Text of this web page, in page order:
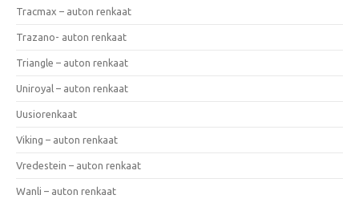
Tracmax – auton renkaat
Trazano- auton renkaat
Triangle – auton renkaat
Uniroyal – auton renkaat
Uusiorenkaat
Viking – auton renkaat
Vredestein – auton renkaat
Wanli – auton renkaat